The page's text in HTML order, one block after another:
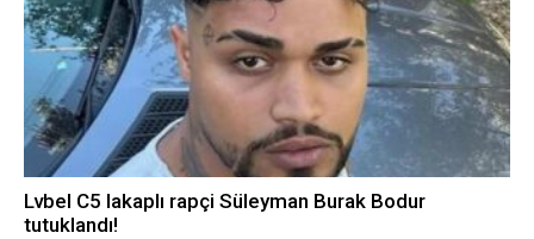
Lvbel C5 lakaplı rapçi Süleyman Burak Bodur
tutuklandı!